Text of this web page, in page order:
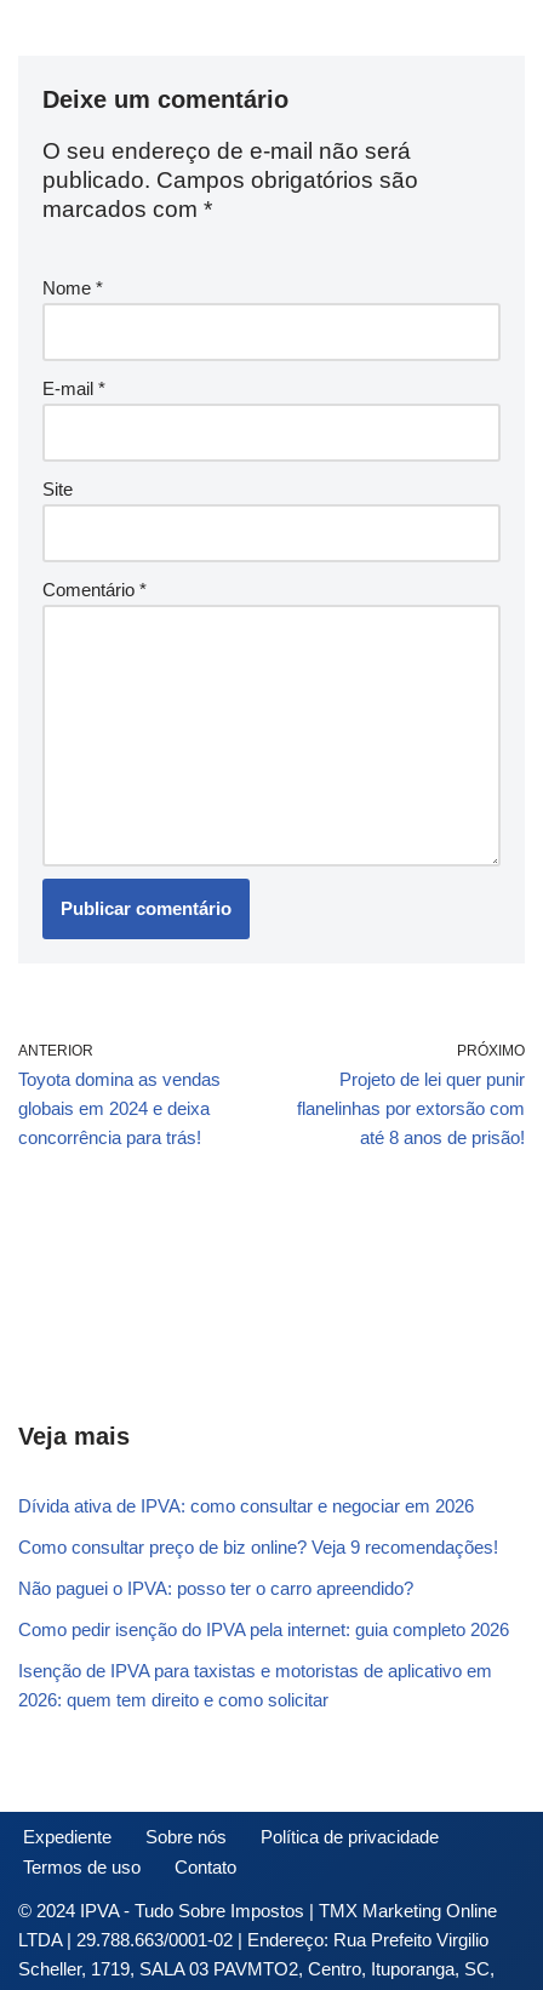
Deixe um comentário
O seu endereço de e-mail não será
publicado. Campos obrigatórios são
marcados com *
Nome *
E-mail *
Site
Comentário *
ANTERIOR
Toyota domina as vendas
globais em 2024 e deixa
concorrência para trás!
PRÓXIMO
Projeto de lei quer punir
flanelinhas por extorsão com
até 8 anos de prisão!
Veja mais
Dívida ativa de IPVA: como consultar e negociar em 2026
Como consultar preço de biz online? Veja 9 recomendações!
Não paguei o IPVA: posso ter o carro apreendido?
Como pedir isenção do IPVA pela internet: guia completo 2026
Isenção de IPVA para taxistas e motoristas de aplicativo em
2026: quem tem direito e como solicitar
Expediente Sobre nós
Política de privacidade
Termos de uso
Contato
© 2024 IPVA - Tudo Sobre Impostos | TMX Marketing Online
LTDA | 29.788.663/0001-02 | Endereço: Rua Prefeito Virgilio
Scheller, 1719, SALA 03 PAVMTO2, Centro, Ituporanga, SC,